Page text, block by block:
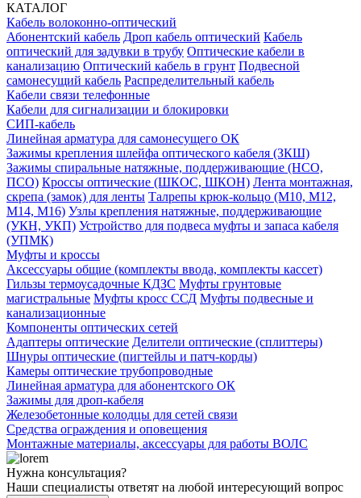
КАТАЛОГ
Кабель волоконно-оптический
Абонентский кабель Дроп кабель оптический Кабель
оптический для задувки в трубу Оптические кабели в
канализацию Оптический кабель в грунт Подвесной
самонесущий кабель Распределительный кабель
Кабели связи телефонные
Кабели для сигнализации и блокировки
СИП-кабель
Линейная арматура для самонесущего ОК
Зажимы крепления шлейфа оптического кабеля (ЗКШ)
Зажимы спиральные натяжные, поддерживающие (НСО,
ПСО) Кроссы оптические (ШКОС, ШКОН) Лента монтажная,
скрепа (замок) для ленты Талрепы крюк-кольцо (М10, М12,
М14, М16) Узлы крепления натяжные, поддерживающие
(УКН, УКП) Устройство для подвеса муфты и запаса кабеля
(УПМК)
Муфты и кроссы
Аксессуары общие (комплекты ввода, комплекты кассет)
Гильзы термоусадочные КДЗС Муфты грунтовые
магистральные Муфты кросс ССД Муфты подвесные и
канализационные
Компоненты оптических сетей
Адаптеры оптические Делители оптические (сплиттеры)
Шнуры оптические (пигтейлы и патч-корды)
Камеры оптические трубопроводные
Линейная арматура для абонентского ОК
Зажимы для дроп-кабеля
Железобетонные колодцы для сетей связи
Средства ограждения и оповещения
Монтажные материалы, аксессуары для работы ВОЛС
Нужна консультация?
Наши специалисты ответят на любой интересующий вопрос